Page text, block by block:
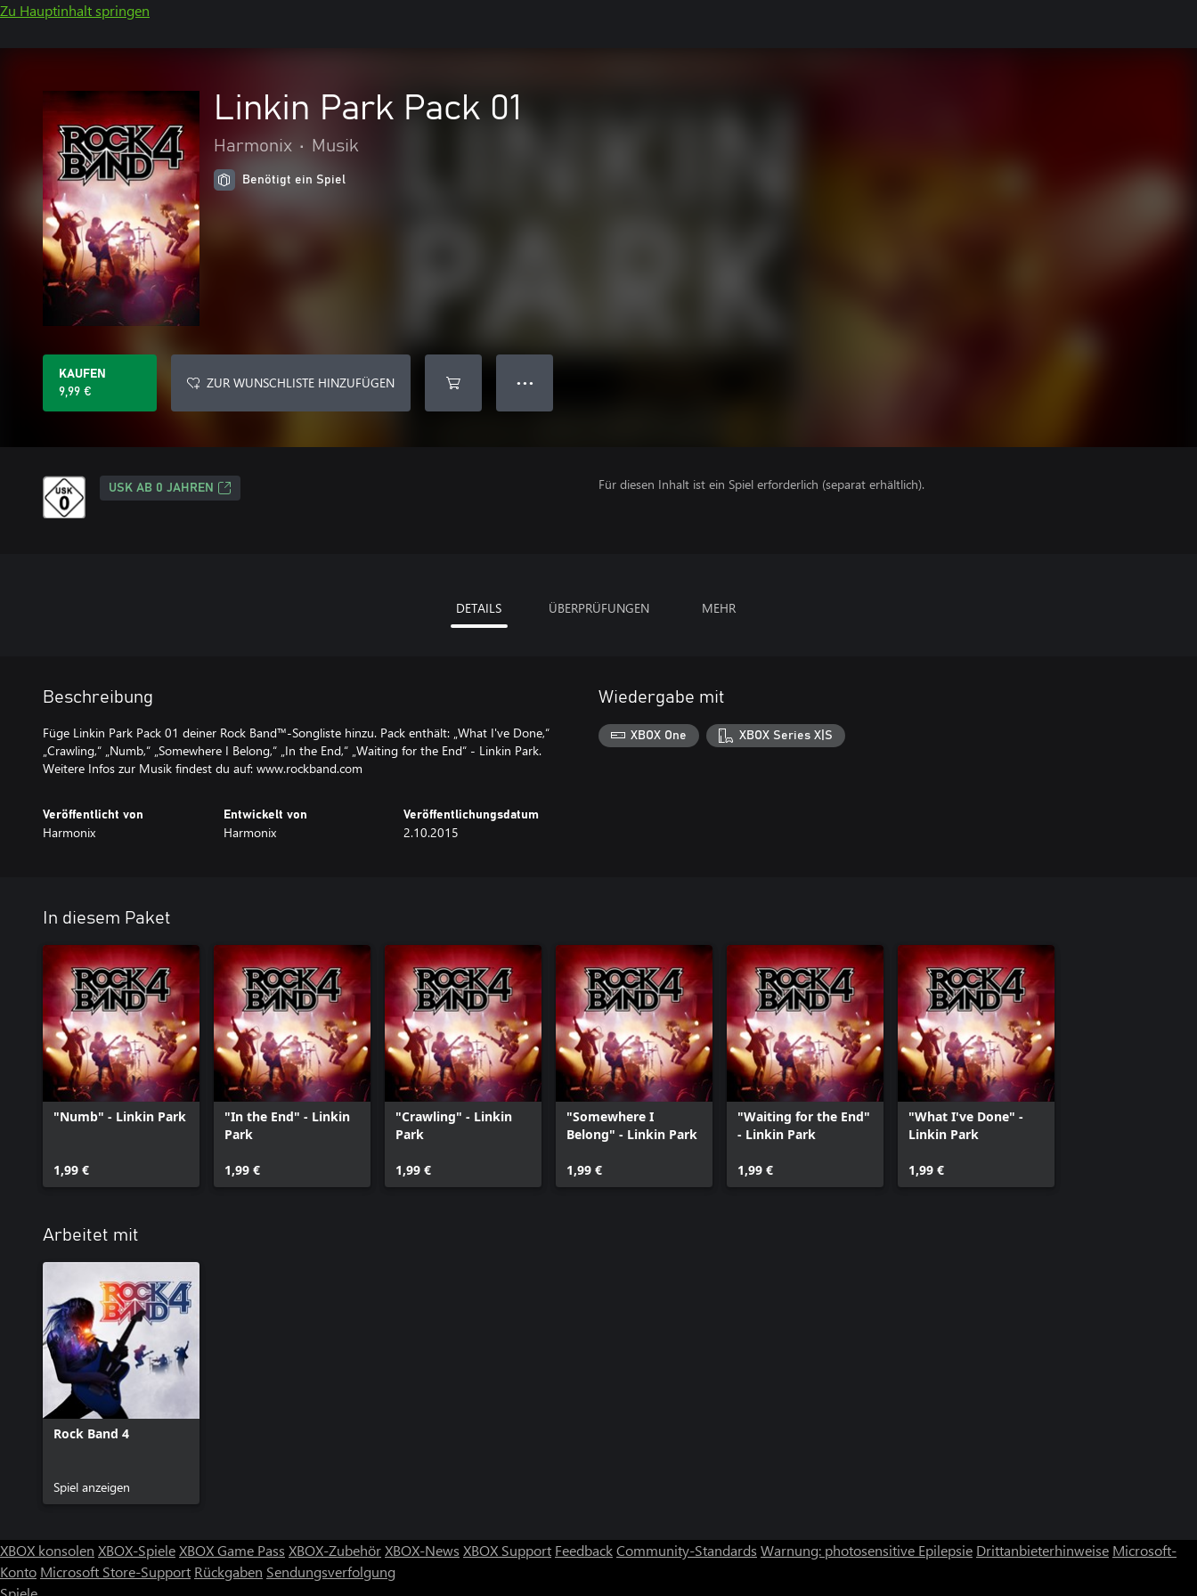
Zu Hauptinhalt springen
Linkin Park Pack 01
Harmonix • Musik
Benötigt ein Spiel
KAUFEN
9,99 €
ZUR WUNSCHLISTE HINZUFÜGEN ● ● ●
USK AB 0 JAHREN Für diesen Inhalt ist ein Spiel erforderlich (separat erhältlich).
DETAILS ÜBERPRÜFUNGEN MEHR
Beschreibung
Füge Linkin Park Pack 01 deiner Rock Band™-Songliste hinzu. Pack enthält: „What I've Done,“
„Crawling,“ „Numb,“ „Somewhere I Belong,“ „In the End,“ „Waiting for the End“ - Linkin Park.
Weitere Infos zur Musik findest du auf: www.rockband.com
Veröffentlicht von
Harmonix
Entwickelt von
Harmonix
Veröffentlichungsdatum
2.10.2015
Wiedergabe mit
XBOX One XBOX Series X|S
In diesem Paket
"Numb" - Linkin Park
1,99 €
"In the End" - Linkin
Park
1,99 €
"Crawling" - Linkin
Park
1,99 €
"Somewhere I
Belong" - Linkin Park
1,99 €
"Waiting for the End"
- Linkin Park
1,99 €
"What I've Done" -
Linkin Park
1,99 €
Arbeitet mit
Rock Band 4
Spiel anzeigen
XBOX konsolen XBOX-SpieleXBOX Game Pass XBOX-ZubehörXBOX-News XBOX Support FeedbackCommunity-Standards Warnung: photosensitive Epilepsie Drittanbieterhinweise Microsoft-
Konto Microsoft Store-Support Rückgaben Sendungsverfolgung